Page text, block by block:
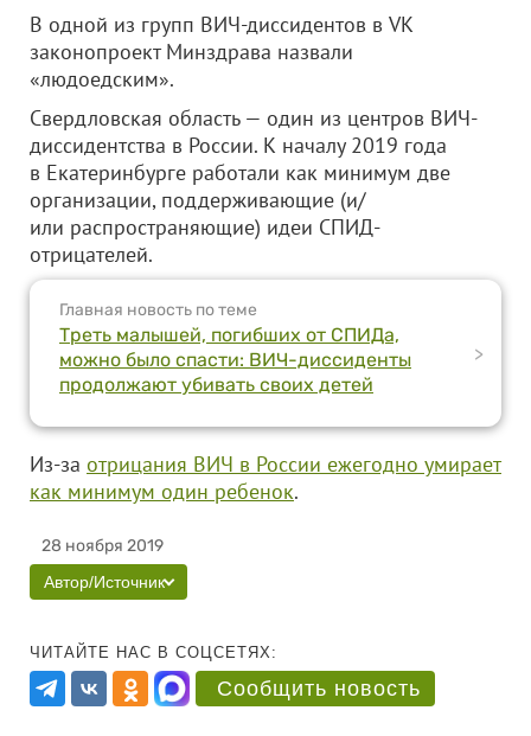
В одной из групп ВИЧ-диссидентов в VK
законопроект Минздрава назвали
«людоедским».
Свердловская область — один из центров ВИЧ-
диссидентства в России. К началу 2019 года
в Екатеринбурге работали как минимум две
организации, поддерживающие (и/
или распространяющие) идеи СПИД-
отрицателей.
Главная новость по теме
Треть малышей, погибших от СПИДа,
можно было спасти: ВИЧ-диссиденты
продолжают убивать своих детей
>
Из-за отрицания ВИЧ в России ежегодно умирает
как минимум один ребенок.
28 ноября 2019
Автор/Источник
ЧИТАЙТЕ НАС В СОЦСЕТЯХ:
Сообщить новость